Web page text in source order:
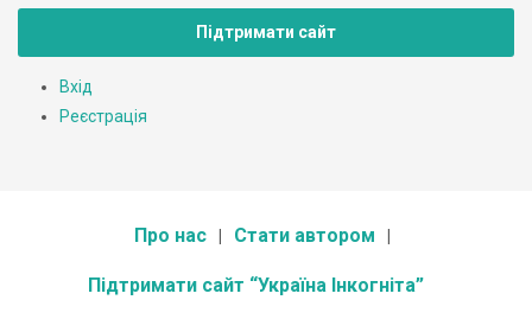
Підтримати сайт
Вхід
Реєстрація
Про нас Стати автором
Підтримати сайт “Україна Інкогніта”